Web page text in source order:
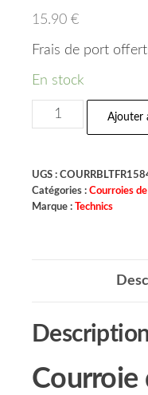
15.90 €
Frais de port
En stock
Ajouter
UGS :
Catégories : Courroies
Marque : Technics
Courroie